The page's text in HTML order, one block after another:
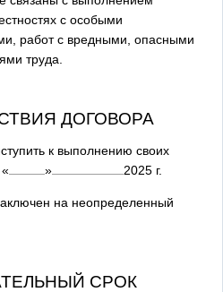
с особыми
работ с вредными, опасными
труда.
ДОГОВОРА
к выполнению своих
« » 2025 г.
на неопределенный
СРОК